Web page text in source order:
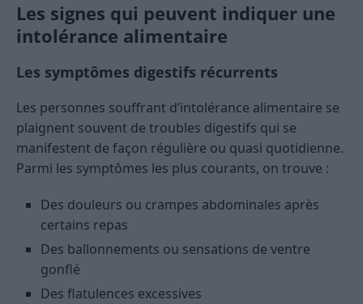
Les signes qui peuvent indiquer une
intolérance alimentaire
Les symptômes digestifs récurrents
Les personnes souffrant d’intolérance alimentaire se
plaignent souvent de troubles digestifs qui se
manifestent de façon régulière ou quasi quotidienne.
Parmi les symptômes les plus courants, on trouve :
Des douleurs ou crampes abdominales après
certains repas
Des ballonnements ou sensations de ventre
gonflé
Des flatulences excessives